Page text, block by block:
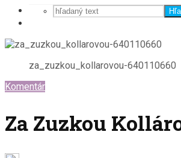
za_zuzkou_kollarovou-640110660
Komentár
Za Zuzkou